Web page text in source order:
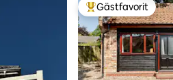
Populär gästfavorit
Gästfavorit